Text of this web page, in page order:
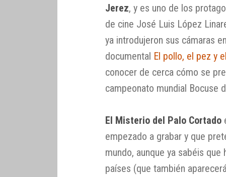
Jerez, y es uno de los
de cine José Luis López
ya introdujeron sus cámaras
documental El pollo, el pez y
conocer de cerca cómo se
campeonato mundial Bocuse
El Misterio del Palo Cortado
empezado a grabar y que
mundo, aunque ya sabéis
países (que también